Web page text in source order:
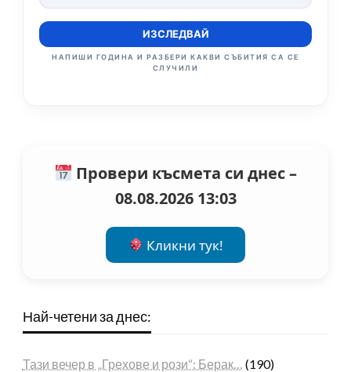
ИЗСЛЕДВАЙ
НАПИШИ ГОДИНА И РАЗБЕРИ КАКВИ СЪБИТИЯ СА СЕ
СЛУЧИЛИ
Провери късмета си днес –
08.08.2026 13:03
Кликни тук!
Най-четени за днес:
Тази вечер в „Грехове и рози“: Берак…
(190)